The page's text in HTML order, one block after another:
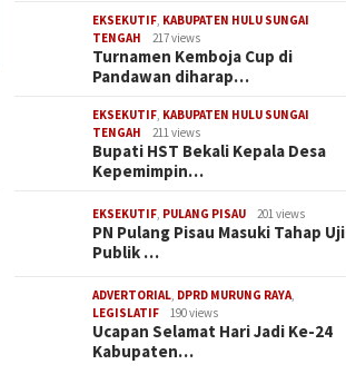
EKSEKUTIF, KABUPATEN HULU SUNGAI
TENGAH
217 views
Turnamen Kemboja Cup di
Pandawan diharap…
EKSEKUTIF, KABUPATEN HULU SUNGAI
TENGAH
211 views
Bupati HST Bekali Kepala Desa
Kepemimpin…
EKSEKUTIF, PULANG PISAU 201 views
PN Pulang Pisau Masuki Tahap Uji
Publik …
ADVERTORIAL, DPRD MURUNG RAYA,
LEGISLATIF
190 views
Ucapan Selamat Hari Jadi Ke-24
Kabupaten…